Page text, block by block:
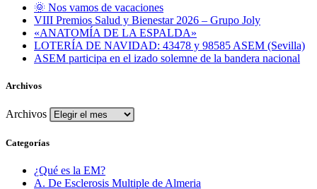
🌞 Nos vamos de vacaciones
VIII Premios Salud y Bienestar 2026 – Grupo Joly
«ANATOMÍA DE LA ESPALDA»
LOTERÍA DE NAVIDAD: 43478 y 98585 ASEM (Sevilla)
ASEM participa en el izado solemne de la bandera nacional
Archivos
Archivos
Categorías
¿Qué es la EM?
A. De Esclerosis Multiple de Almeria